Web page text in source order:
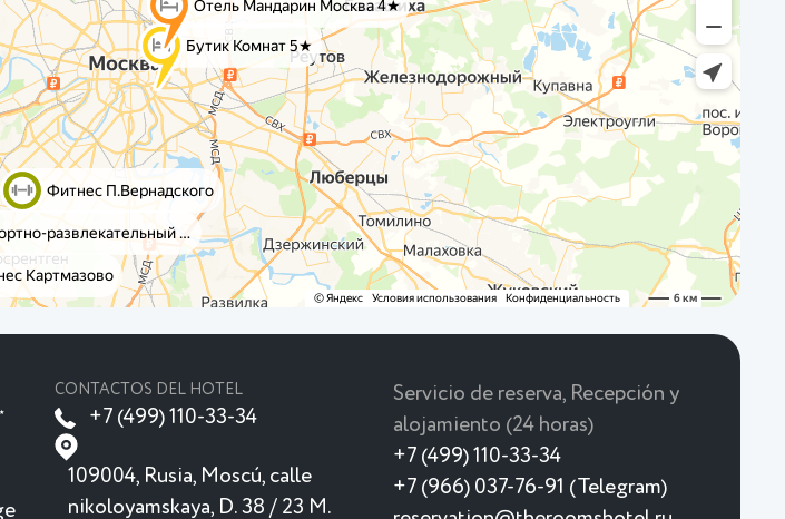
★
CONTACTOS DEL HOTEL
+7 (499) 110-33-34
109004, Rusia, Moscú, calle
nikoloyamskaya, D. 38 / 23 M.
Servicio de reserva, Recepción y
alojamiento (24 horas)
+7 (499) 110-33-34
+7 (966) 037-76-91 (Telegram)